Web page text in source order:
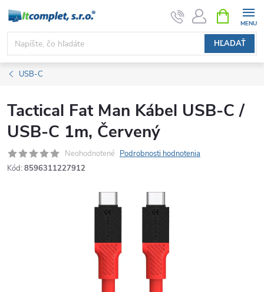
Prejsť
obsah
HĽADAŤ
KOŠÍK
USB-C
Tactical Fat Man Kábel USB-C /
USB-C 1m, Červený
Neohodnotené Podrobnosti hodnotenia
Kód: 8596311227912